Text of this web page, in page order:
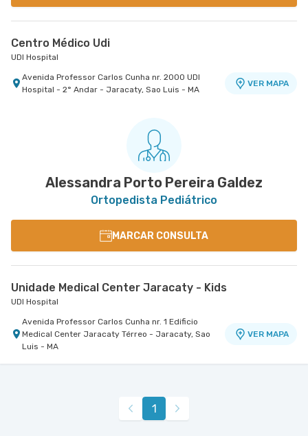
Centro Médico Udi
UDI Hospital
Avenida Professor Carlos Cunha nr. 2000 UDI
Hospital - 2° Andar - Jaracaty, Sao Luis - MA
VER MAPA
Alessandra Porto Pereira Galdez
Ortopedista Pediátrico
MARCAR CONSULTA
Unidade Medical Center Jaracaty - Kids
UDI Hospital
Avenida Professor Carlos Cunha nr. 1 Edificio
Medical Center Jaracaty Térreo - Jaracaty, Sao
Luis - MA
VER MAPA
1